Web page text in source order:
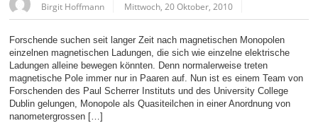
Birgit Hoffmann Mittwoch, 20 Oktober, 2010
Forschende suchen seit langer Zeit nach magnetischen Monopolen
einzelnen magnetischen Ladungen, die sich wie einzelne elektrische
Ladungen alleine bewegen könnten. Denn normalerweise treten
magnetische Pole immer nur in Paaren auf. Nun ist es einem Team von
Forschenden des Paul Scherrer Instituts und des University College
Dublin gelungen, Monopole als Quasiteilchen in einer Anordnung von
nanometergrossen […]